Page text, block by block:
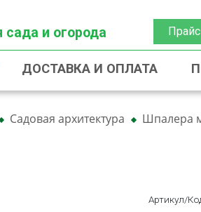
сада и огорода
ДОСТАВКА И ОПЛАТА
Садовая архитектура Шпалера
Артикул/